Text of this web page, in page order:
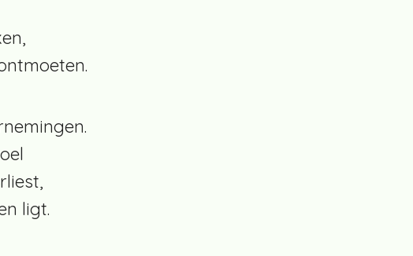
ligt.